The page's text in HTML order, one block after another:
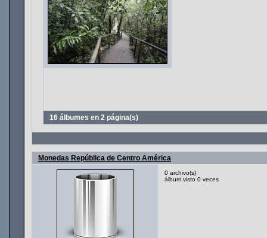
16 álbumes en 2 página(s)
Monedas República de Centro América
0 archivo(s)
álbum visto 0 veces